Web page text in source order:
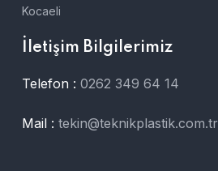
Kocaeli
İletişim Bilgilerimiz
Telefon : 0262 349 64 14
Mail : tekin@teknikplastik.com.tr